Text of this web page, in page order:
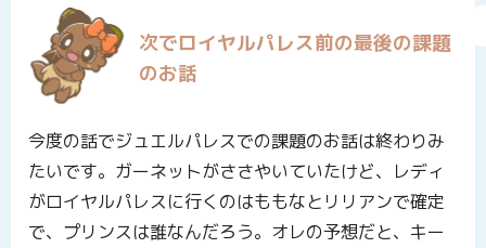
次でロイヤルパレス前の最後の課題
のお話
今度の話でジュエルパレスでの課題のお話は終わりみ
たいです。ガーネットがささやいていたけど、レディ
がロイヤルパレスに行くのはももなとリリアンで確定
で、プリンスは誰なんだろう。オレの予想だと、キー